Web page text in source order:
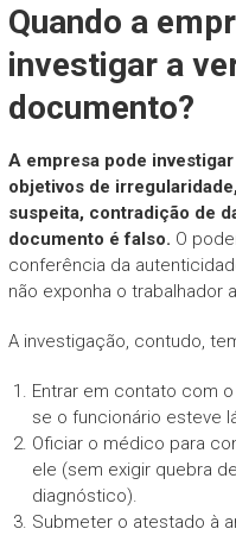
Quando a
investigar a
documento?
A empresa pode
objetivos de
suspeita, contradição de
documento é falso. O
conferência da
não exponha o trabalhador
A investigação, contudo,
Entrar em contato com
se o funcionário esteve
Oficiar o médico para
ele (sem exigir quebra
diagnóstico).
Submeter o atestado à